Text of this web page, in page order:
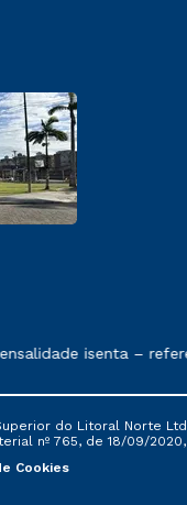
exposto no
isenta –
do Litoral Norte
nº 765, de 18/09/2020,
Cookies